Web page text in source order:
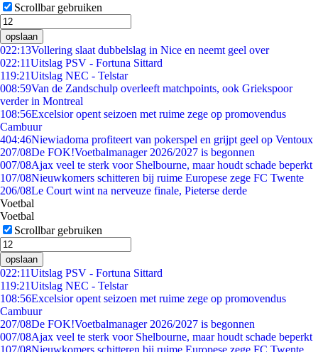
Scrollbar gebruiken
opslaan
022:13Vollering slaat dubbelslag in Nice en neemt geel over
022:11Uitslag PSV - Fortuna Sittard
119:21Uitslag NEC - Telstar
008:59Van de Zandschulp overleeft matchpoints, ook Griekspoor
verder in Montreal
108:56Excelsior opent seizoen met ruime zege op promovendus
Cambuur
404:46Niewiadoma profiteert van pokerspel en grijpt geel op Ventoux
207/08De FOK!Voetbalmanager 2026/2027 is begonnen
007/08Ajax veel te sterk voor Shelbourne, maar houdt schade beperkt
107/08Nieuwkomers schitteren bij ruime Europese zege FC Twente
206/08Le Court wint na nerveuze finale, Pieterse derde
Voetbal
Voetbal
Scrollbar gebruiken
opslaan
022:11Uitslag PSV - Fortuna Sittard
119:21Uitslag NEC - Telstar
108:56Excelsior opent seizoen met ruime zege op promovendus
Cambuur
207/08De FOK!Voetbalmanager 2026/2027 is begonnen
007/08Ajax veel te sterk voor Shelbourne, maar houdt schade beperkt
107/08Nieuwkomers schitteren bij ruime Europese zege FC Twente